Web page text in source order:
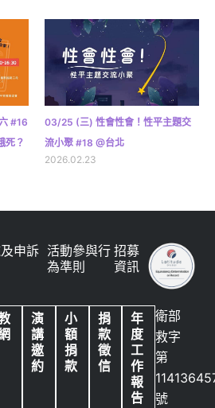
#16
死？
03/25 (三) 性會性會！性平主題交
流小聚 #18 @台北
2026.02.23
申訴 活動參與行
為準則
招募
資訊
演
講
邀
約
小
額
捐
款
捐
款
徵
信
年
度
工
作
報
告
衛部
救字
第
號